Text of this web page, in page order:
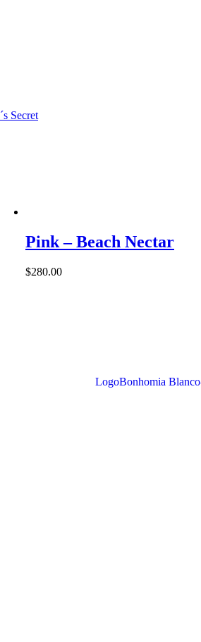
Secret
Pink – Beach Nectar
$280.00